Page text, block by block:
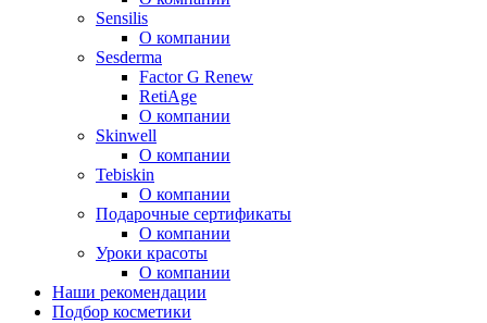
Sensilis
О компании
Sesderma
Factor G Renew
RetiAge
О компании
Skinwell
О компании
Tebiskin
О компании
Подарочные сертификаты
О компании
Уроки красоты
О компании
Наши рекомендации
Подбор косметики